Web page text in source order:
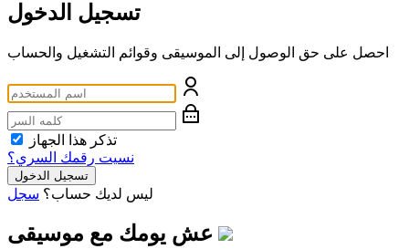
تسجيل الدخول
احصل على حق الوصول إلى الموسيقى وقوائم التشغيل والحساب
تذكر هذا الجهاز
نسيت رقمك السري؟
تسجيل الدخول
ليس لديك حساب؟ سجل
عش يومك مع موسيقى